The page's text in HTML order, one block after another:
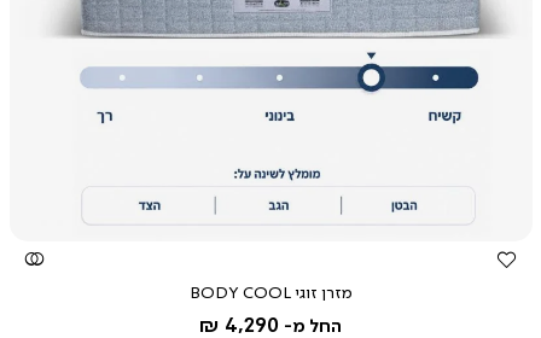
צפייה
מהירה
מזרן זוגי BODY COOL
החל מ- 4,290 ₪